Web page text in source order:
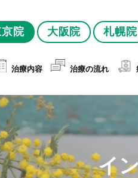
院 大阪院 札幌院
治療内容 治療の流れ
イ